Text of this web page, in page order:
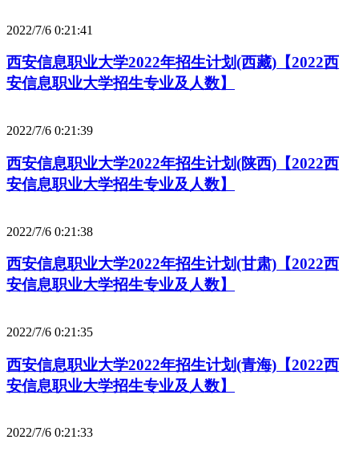
2022/7/6 0:21:41
西安信息职业大学2022年招生计划(西藏)【2022西
安信息职业大学招生专业及人数】
2022/7/6 0:21:39
西安信息职业大学2022年招生计划(陕西)【2022西
安信息职业大学招生专业及人数】
2022/7/6 0:21:38
西安信息职业大学2022年招生计划(甘肃)【2022西
安信息职业大学招生专业及人数】
2022/7/6 0:21:35
西安信息职业大学2022年招生计划(青海)【2022西
安信息职业大学招生专业及人数】
2022/7/6 0:21:33